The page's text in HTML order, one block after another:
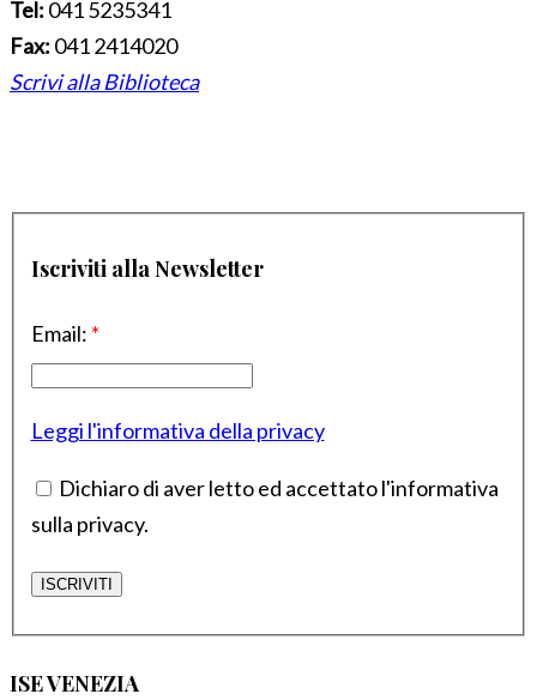
Tel: 041 5235341
Fax: 041 2414020
Scrivi alla Biblioteca
Iscriviti alla Newsletter
Email: *
Leggi l'informativa della privacy
Dichiaro di aver letto ed accettato l'informativa
sulla privacy.
ISE VENEZIA